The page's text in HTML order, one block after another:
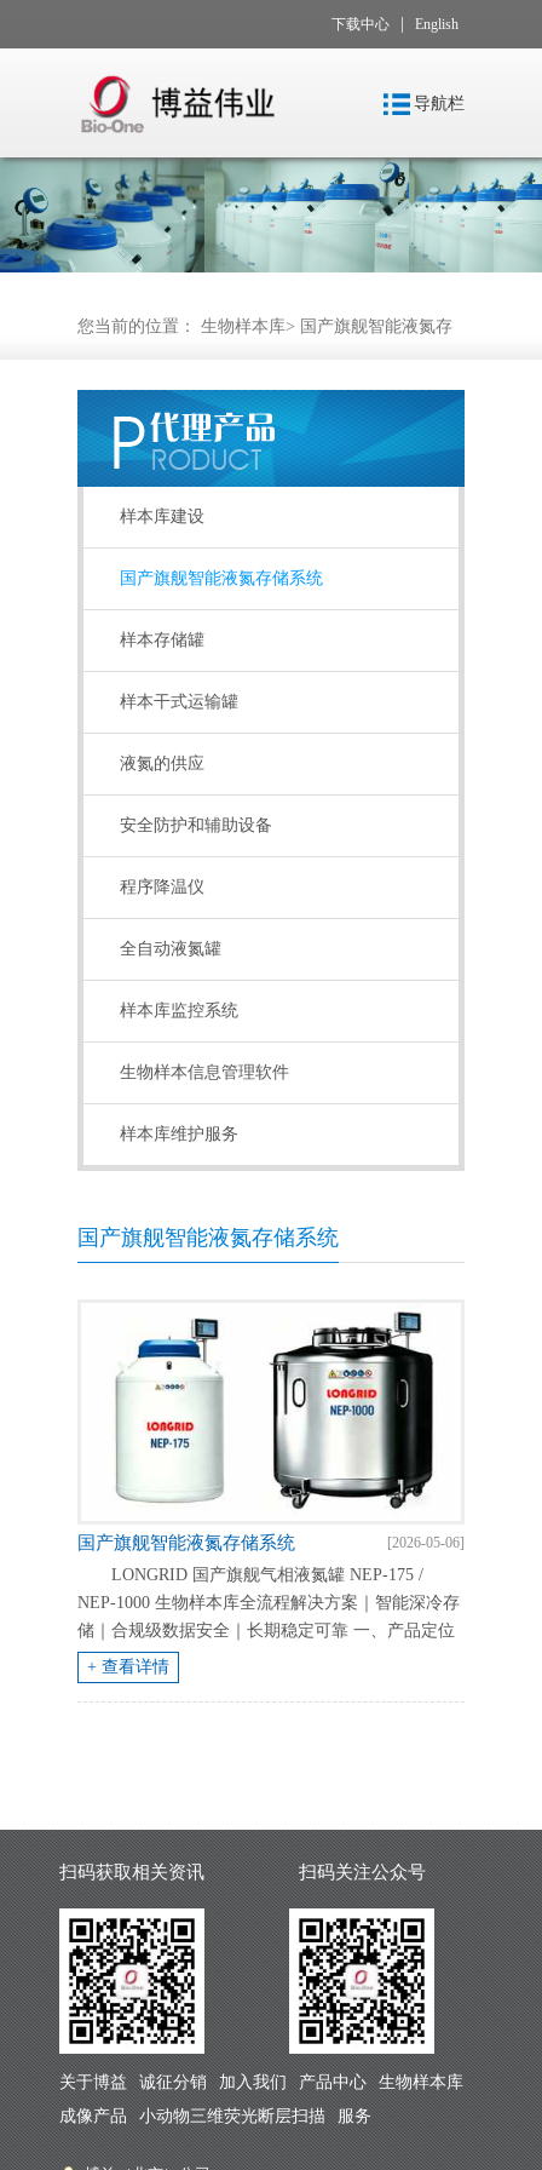
下载中心 English
导航栏
您当前的位置： 生物样本库> 国产旗舰智能液氮存
储系统
样本库建设
国产旗舰智能液氮存储系统
样本存储罐
样本干式运输罐
液氮的供应
安全防护和辅助设备
程序降温仪
全自动液氮罐
样本库监控系统
生物样本信息管理软件
样本库维护服务
国产旗舰智能液氮存储系统
国产旗舰智能液氮存储系统 [2026-05-06]
LONGRID 国产旗舰气相液氮罐 NEP-175 /
NEP-1000 生物样本库全流程解决方案｜智能深冷存
储｜合规级数据安全｜长期稳定可靠 一、产品定位
与设计标准 NEP-175 中等容量气相液氮罐 专为实验
室、医院检验...
+ 查看详情
扫码获取相关资讯 扫码关注公众号
关于博益 诚征分销 加入我们 产品中心
生物样本库
成像产品
小动物三维荧光断层扫描 服务